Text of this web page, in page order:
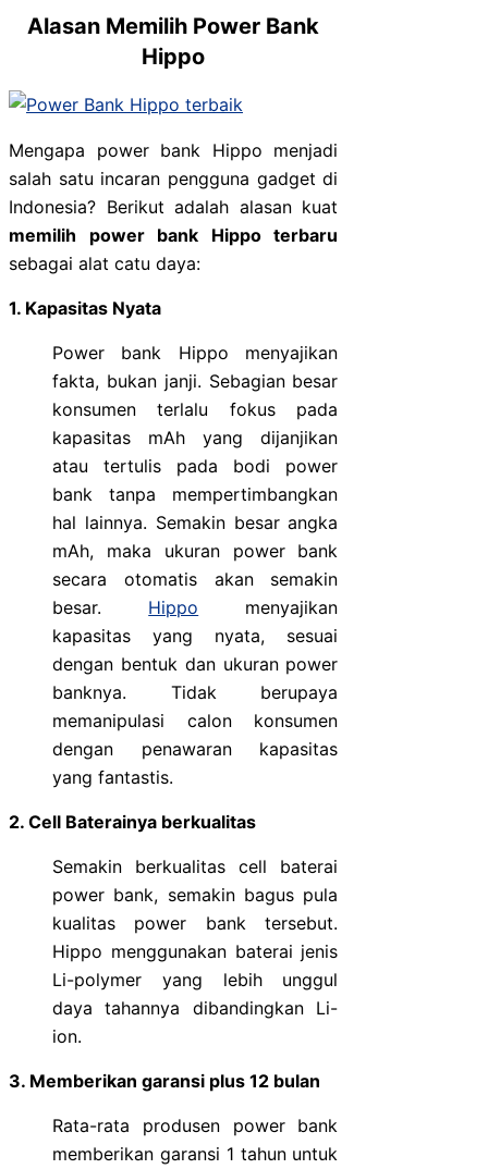
Alasan Memilih Power Bank
Hippo
Mengapa power bank Hippo menjadi
salah satu incaran pengguna gadget di
Indonesia? Berikut adalah alasan kuat
memilih power bank Hippo terbaru
sebagai alat catu daya:
1. Kapasitas Nyata
Power bank Hippo menyajikan
fakta, bukan janji. Sebagian besar
konsumen terlalu fokus pada
kapasitas mAh yang dijanjikan
atau tertulis pada bodi power
bank tanpa mempertimbangkan
hal lainnya. Semakin besar angka
mAh, maka ukuran power bank
secara otomatis akan semakin
besar. Hippo menyajikan
kapasitas yang nyata, sesuai
dengan bentuk dan ukuran power
banknya. Tidak berupaya
memanipulasi calon konsumen
dengan penawaran kapasitas
yang fantastis.
2. Cell Baterainya berkualitas
Semakin berkualitas cell baterai
power bank, semakin bagus pula
kualitas power bank tersebut.
Hippo menggunakan baterai jenis
Li-polymer yang lebih unggul
daya tahannya dibandingkan Li-
ion.
3. Memberikan garansi plus 12 bulan
Rata-rata produsen power bank
memberikan garansi 1 tahun untuk